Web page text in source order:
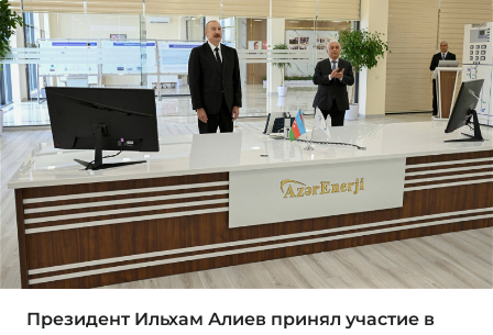
Президент Ильхам Алиев принял участие в